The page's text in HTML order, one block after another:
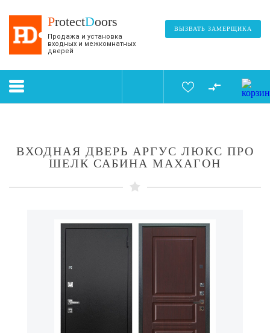
ProtectDoors
Продажа и установка
входных и межкомнатных
дверей
ВЫЗВАТЬ ЗАМЕРЩИКА
ВХОДНАЯ ДВЕРЬ АРГУС ЛЮКС ПРО
ШЕЛК САБИНА МАХАГОН